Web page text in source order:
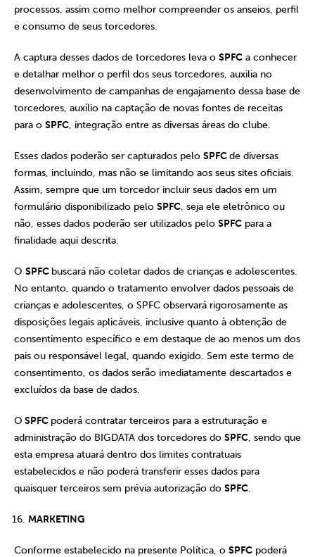
processos, assim como melhor compreender os anseios, perfil
e consumo de seus torcedores.
A captura desses dados de torcedores leva o SPFC a conhecer
e detalhar melhor o perfil dos seus torcedores, auxilia no
desenvolvimento de campanhas de engajamento dessa base de
torcedores, auxílio na captação de novas fontes de receitas
para o SPFC, integração entre as diversas áreas do clube.
Esses dados poderão ser capturados pelo SPFCde diversas
formas, incluindo, mas não se limitando aos seus sites oficiais.
Assim, sempre que um torcedor incluir seus dados em um
formulário disponibilizado pelo SPFC, seja ele eletrônico ou
não, esses dados poderão ser utilizados pelo SPFC para a
finalidade aqui descrita.
O SPFC buscará não coletar dados de crianças e adolescentes.
No entanto, quando o tratamento envolver dados pessoais de
crianças e adolescentes, o SPFC observará rigorosamente as
disposições legais aplicáveis, inclusive quanto à obtenção de
consentimento específico e em destaque de ao menos um dos
pais ou responsável legal, quando exigido. Sem este termo de
consentimento, os dados serão imediatamente descartados e
excluídos da base de dados.
O SPFC poderá contratar terceiros para a estruturação e
administração do BIGDATA dos torcedores do SPFC, sendo que
esta empresa atuará dentro dos limites contratuais
estabelecidos e não poderá transferir esses dados para
quaisquer terceiros sem prévia autorização do SPFC.
MARKETING
Conforme estabelecido na presente Política, o SPFC poderá